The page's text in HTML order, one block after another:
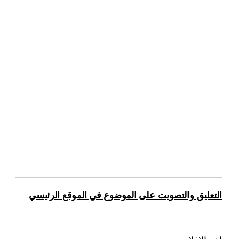
التعليق والتصويت على الموضوع في الموقع الرئيسي